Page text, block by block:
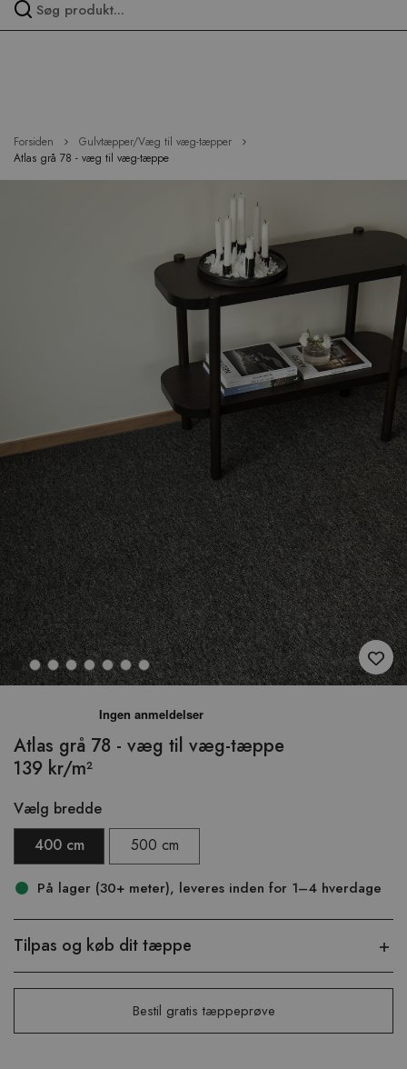
Forsiden
Gulvtæpper/Væg til væg-tæpper
Atlas grå 78 - væg til væg-tæppe
Atlas grå 78 - væg til væg-tæppe
139 kr/m²
Vælg bredde
400 cm
500 cm
På lager (30+ meter), leveres inden for 1–4 hverdage
Tilpas og køb dit tæppe
Bestil gratis tæppeprøve
begyndelsen
af
billedgalleriet